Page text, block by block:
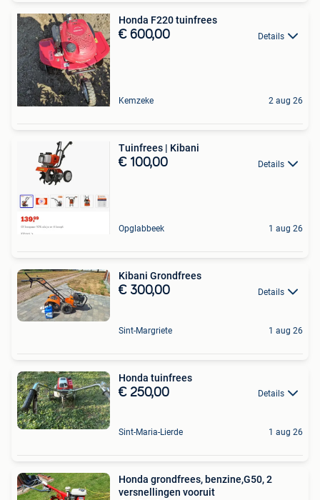
Honda F220 tuinfrees
€ 600,00 Details
Kemzeke 2 aug 26
Tuinfrees | Kibani
€ 100,00 Details
Opglabbeek 1 aug 26
Kibani Grondfrees
€ 300,00 Details
Sint-Margriete 1 aug 26
Honda tuinfrees
€ 250,00 Details
Sint-Maria-Lierde 1 aug 26
Honda grondfrees, benzine,G50, 2
versnellingen vooruit